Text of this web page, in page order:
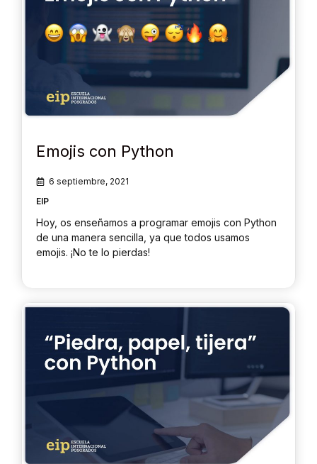
Emojis con Python
6 septiembre, 2021
EIP
Hoy, os enseñamos a programar emojis con Python
de una manera sencilla, ya que todos usamos
emojis. ¡No te lo pierdas!